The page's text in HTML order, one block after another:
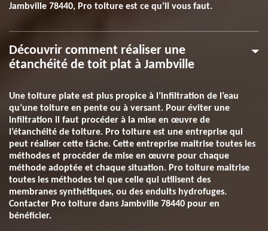
Jambville 78440, Pro toiture est ce qu’il vous faut.
Découvrir comment réaliser une
étanchéité de toit plat à Jambville
Une toiture plate est plus propice à l’infiltration de l’eau
qu’une toiture en pente ou à versant. Pour éviter une
infiltration il faut procéder à la mise en œuvre de
l’étanchéité de toiture. Pro toiture est une entreprise qui
peut réaliser cette tâche. Cette entreprise maitrise toutes les
méthodes et procéder de mise en œuvre pour chaque
méthode adoptée et chaque situation. Pro toiture maitrise
toutes les méthodes tel que celle qui utilisent des
membranes synthétiques, ou des enduits hydrofuges.
Contacter Pro toiture dans Jambville 78440 pour en
bénéficier.